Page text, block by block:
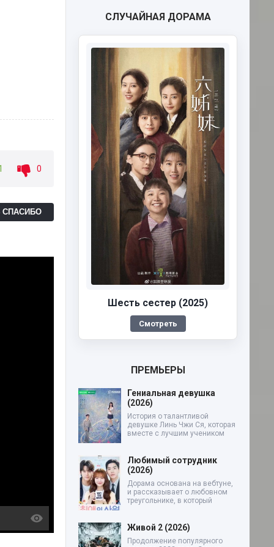
0
СПАСИБО
СЛУЧАЙНАЯ ДОРАМА
Шесть сестер (2025)
Смотреть
ПРЕМЬЕРЫ
Гениальная девушка
(2026)
История о талантливой
девушке Линь Чжи Ся, которая
вместе с лучшим учеником
Любимый сотрудник
(2026)
Дорама основана на вебтуне,
и рассказывает о любовном
треугольнике, в который
Живой 2 (2026)
Продолжение популярного